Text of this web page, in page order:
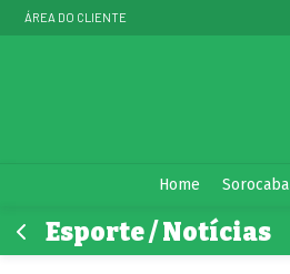
ÁREA DO CLIENTE
Home Sorocaba
Esporte / Notícias